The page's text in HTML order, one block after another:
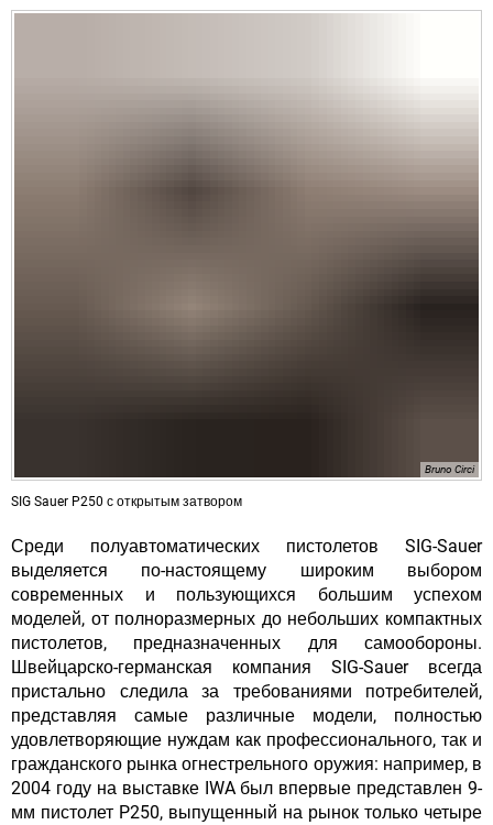
Bruno Circi
SIG Sauer P250 с открытым затвором
Среди полуавтоматических пистолетов SIG-Sauer
выделяется по-настоящему широким выбором
современных и пользующихся большим успехом
моделей, от полноразмерных до небольших компактных
пистолетов, предназначенных для самообороны.
Швейцарско-германская компания SIG-Sauer всегда
пристально следила за требованиями потребителей,
представляя самые различные модели, полностью
удовлетворяющие нуждам как профессионального, так и
гражданского рынка огнестрельного оружия: например, в
2004 году на выставке IWA был впервые представлен 9-
мм пистолет P250, выпущенный на рынок только четыре